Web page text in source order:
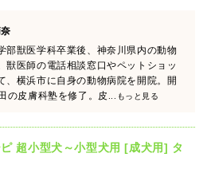
部獣医学科卒業後、神奈川県内の動物
獣医師の電話相談窓口やペットショッ
、横浜市に自身の動物病院を開院。開
の皮膚科塾を修了。皮...もっと見る
超小型犬～小型犬用 [成犬用] タ